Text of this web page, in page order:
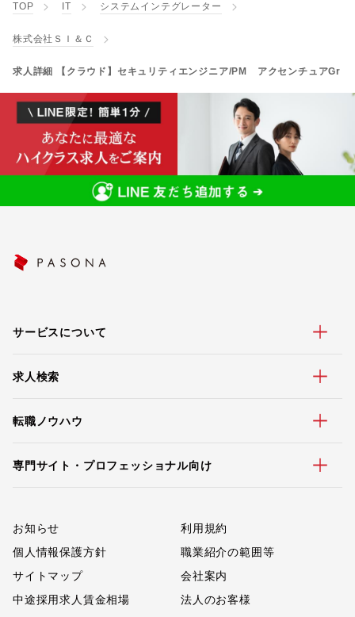
TOP IT システムインテグレーター
株式会社ＳＩ＆Ｃ
求人詳細 【クラウド】セキュリティエンジニア/PM アクセンチュアGr
サービスについて
求人検索
転職ノウハウ
専門サイト・プロフェッショナル向け
お知らせ
利用規約
個人情報保護方針
職業紹介の範囲等
サイトマップ
会社案内
中途採用求人賃金相場
法人のお客様